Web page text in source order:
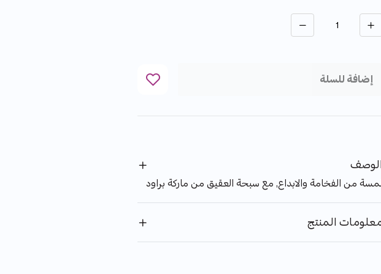
إضافة للسلة
الوصف
من الفخامة والابداع, مع سبحة العقيق من ماركة براود
المنتج